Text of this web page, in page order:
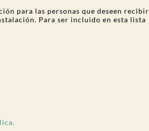
para las personas que deseen recibir
Para ser incluido en esta lista